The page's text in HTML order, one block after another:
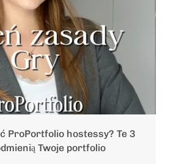
ProPortfolio hostessy? Te 3
Twoje portfolio